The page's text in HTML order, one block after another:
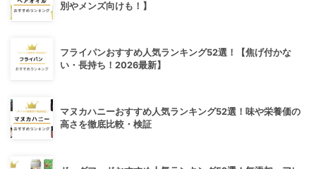
別やメンズ向けも！】
フライパンおすすめ人気ランキング52選！【焦げ付かな
い・長持ち！2026最新】
マヌカハニーおすすめ人気ランキング52選！味や栄養価の
高さを徹底比較・検証